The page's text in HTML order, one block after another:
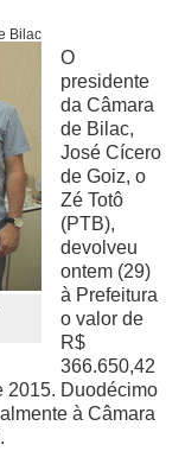
Bilac
O
presidente
da Câmara
de Bilac,
José Cícero
de Goiz, o
Zé Totô
(PTB),
devolveu
ontem (29)
à Prefeitura
o valor de
R$
366.650,42
2015. Duodécimo
à Câmara